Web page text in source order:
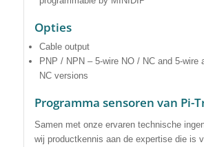
Opties
Cable output
PNP / NPN – 5-wire NO / NC and 5-wire
NC versions
Programma sensoren van Pi-
Samen met onze ervaren technische
wij productkennis aan de expertise die is